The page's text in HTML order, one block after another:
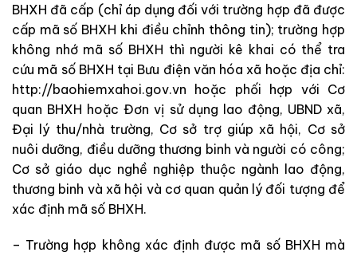
BHXH đã cấp (chỉ áp dụng đối với trường hợp đã được
cấp mã số BHXH khi điều chỉnh thông tin); trường hợp
không nhớ mã số BHXH thì người kê khai có thể tra
cứu mã số BHXH tại Bưu điện văn hóa xã hoặc địa chỉ:
http://baohiemxahoi.gov.vn hoặc phối hợp với Cơ
quan BHXH hoặc Đơn vị sử dụng lao động, UBND xã,
Đại lý thu/nhà trường, Cơ sở trợ giúp xã hội, Cơ sở
nuôi dưỡng, điều dưỡng thương binh và người có công;
Cơ sở giáo dục nghề nghiệp thuộc ngành lao động,
thương binh và xã hội và cơ quan quản lý đối tượng để
xác định mã số BHXH.
– Trường hợp không xác định được mã số BHXH mà